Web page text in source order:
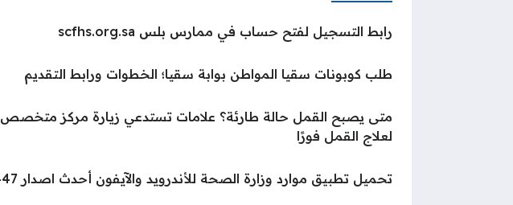
رابط التسجيل لفتح حساب في ممارس بلس scfhs.org.sa
طلب كوبونات سقيا المواطن بوابة سقيا؛ الخطوات ورابط التقديم
متى يصبح القمل حالة طارئة؟ علامات تستدعي زيارة مركز متخصص
لعلاج القمل فورًا
تحميل تطبيق موارد وزارة الصحة للأندرويد والآيفون أحدث اصدار 1447